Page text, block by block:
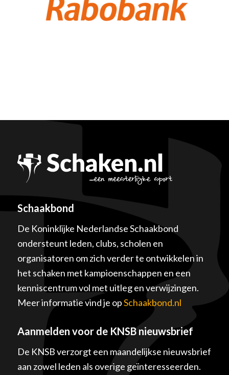
Schaakbond
De Koninklijke Nederlandse Schaakbond
ondersteunt leden, clubs, scholen en
organisatoren om zich verder te ontwikkelen in
het schaken met kampioenschappen en een
kenniscentrum vol met uitleg en verwijzingen.
Meer informatie vind je opSchaakbond.nl
Aanmelden voor de KNSB nieuwsbrief
De KNSB verzorgt een maandelijkse nieuwsbrief
aan zowel leden als overige geïnteresseerden.